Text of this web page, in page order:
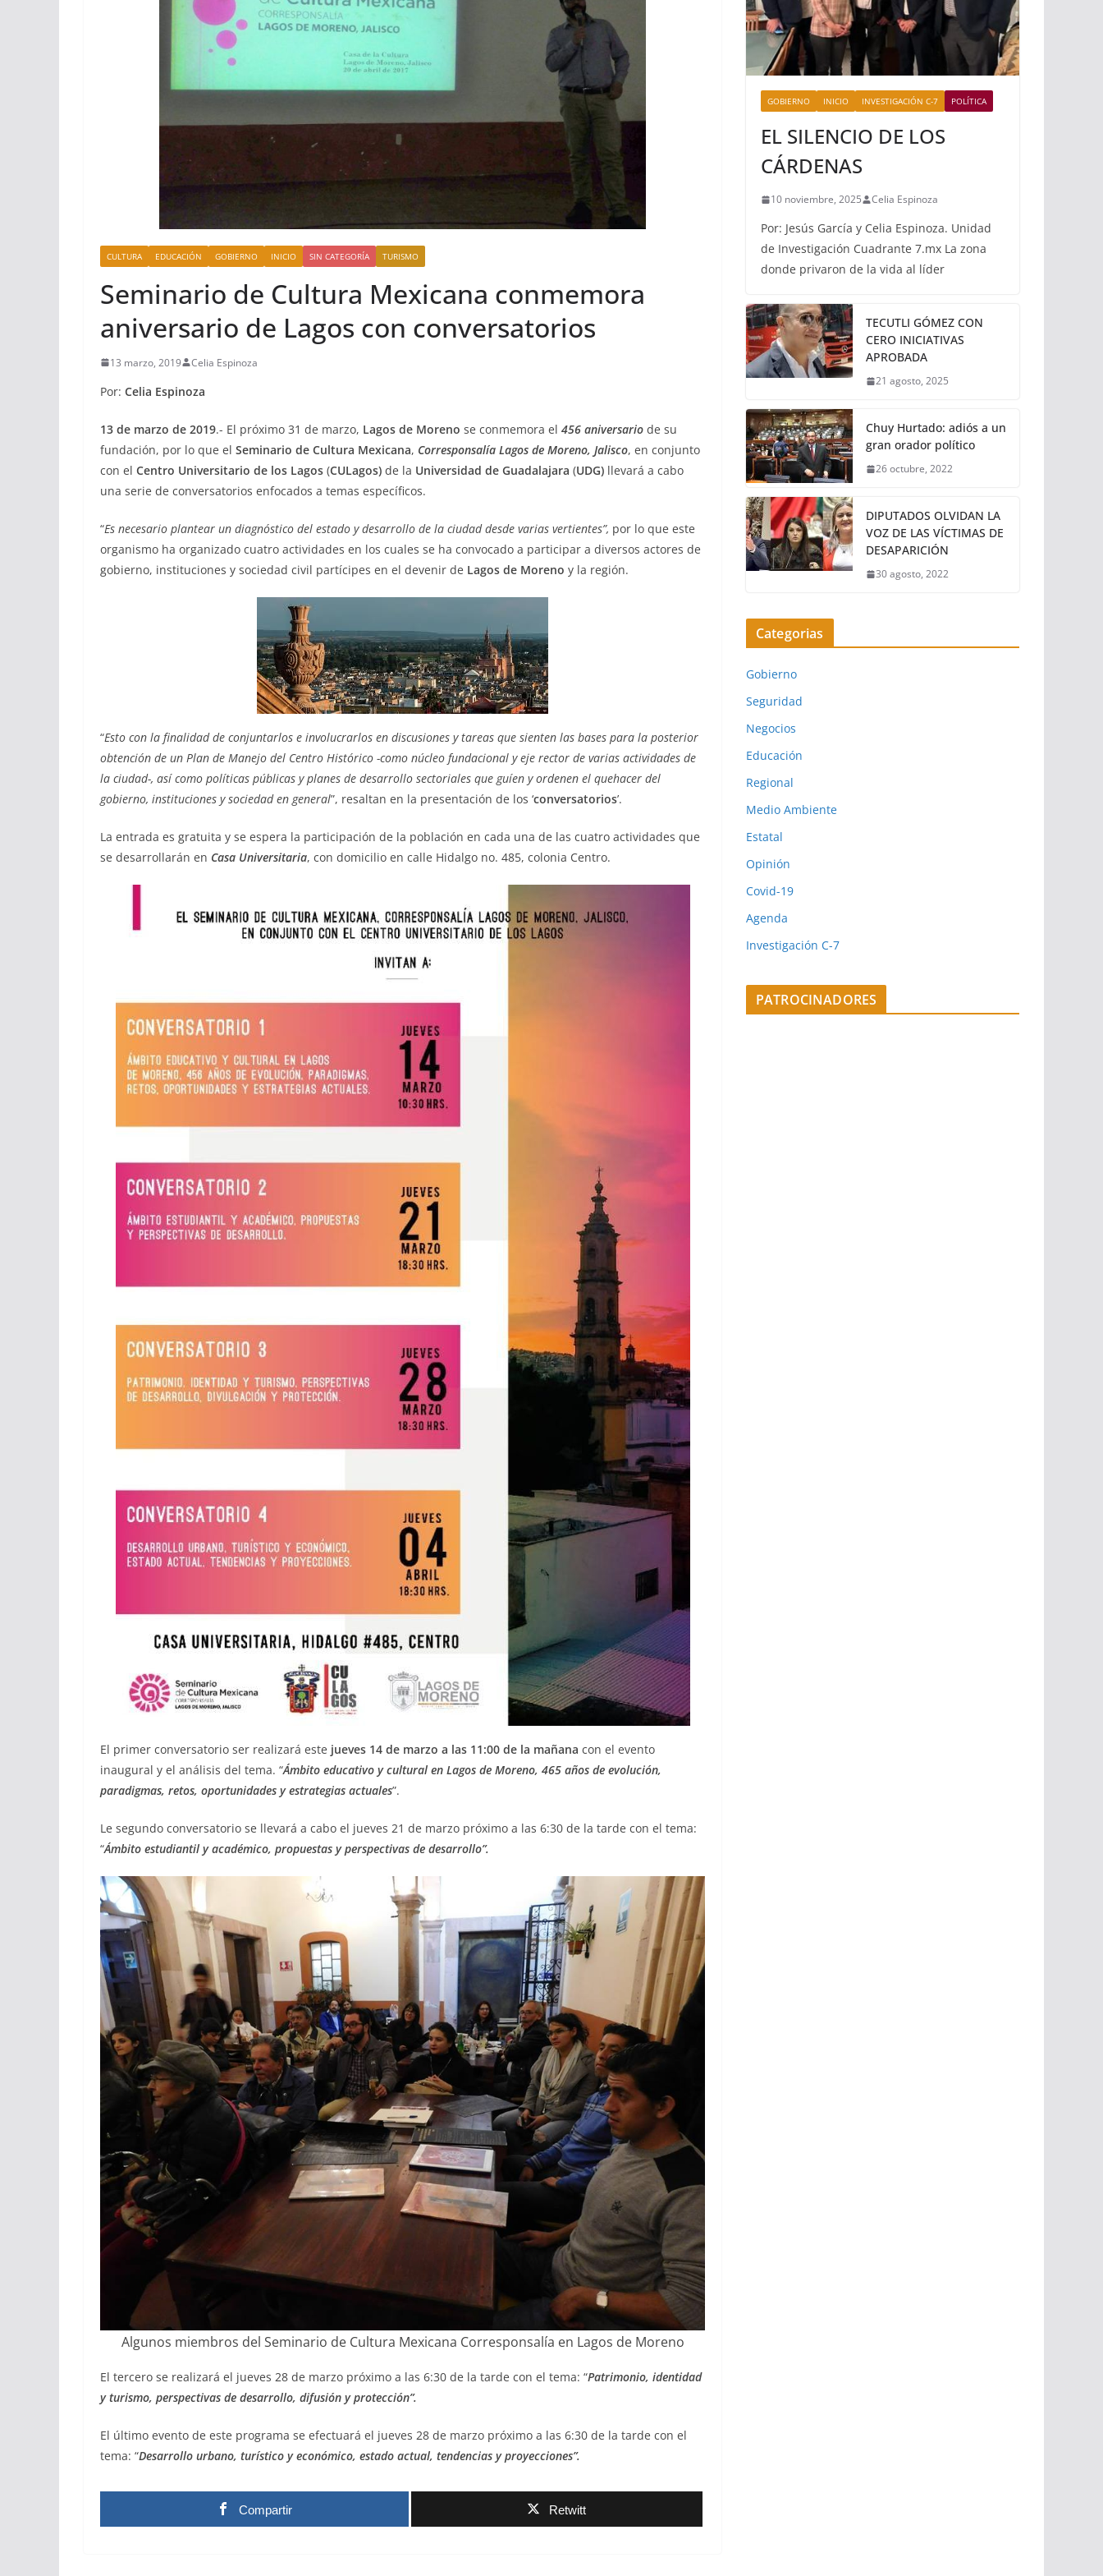
CULTURA EDUCACIÓN GOBIERNO INICIO SIN CATEGORÍA TURISMO
Seminario de Cultura Mexicana conmemora
aniversario de Lagos con conversatorios
13 marzo, 2019 Celia Espinoza
Por: Celia Espinoza
13 de marzo de 2019.- El próximo 31 de marzo, Lagos de Moreno se conmemora el 456 aniversario de su
fundación, por lo que el Seminario de Cultura Mexicana, Corresponsalía Lagos de Moreno, Jalisco, en conjunto
con el Centro Universitario de los Lagos (CULagos) de la Universidad de Guadalajara (UDG) llevará a cabo
una serie de conversatorios enfocados a temas específicos.
“Es necesario plantear un diagnóstico del estado y desarrollo de la ciudad desde varias vertientes”, por lo que este
organismo ha organizado cuatro actividades en los cuales se ha convocado a participar a diversos actores de
gobierno, instituciones y sociedad civil partícipes en el devenir de Lagos de Moreno y la región.
“Esto con la finalidad de conjuntarlos e involucrarlos en discusiones y tareas que sienten las bases para la posterior
obtención de un Plan de Manejo del Centro Histórico -como núcleo fundacional y eje rector de varias actividades de
la ciudad-, así como políticas públicas y planes de desarrollo sectoriales que guíen y ordenen el quehacer del
gobierno, instituciones y sociedad en general”, resaltan en la presentación de los ‘conversatorios’.
La entrada es gratuita y se espera la participación de la población en cada una de las cuatro actividades que
se desarrollarán en Casa Universitaria, con domicilio en calle Hidalgo no. 485, colonia Centro.
El primer conversatorio ser realizará este jueves 14 de marzo a las 11:00 de la mañana con el evento
inaugural y el análisis del tema. “Ámbito educativo y cultural en Lagos de Moreno, 465 años de evolución,
paradigmas, retos, oportunidades y estrategias actuales”.
Le segundo conversatorio se llevará a cabo el jueves 21 de marzo próximo a las 6:30 de la tarde con el tema:
“Ámbito estudiantil y académico, propuestas y perspectivas de desarrollo”.
Algunos miembros del Seminario de Cultura Mexicana Corresponsalía en Lagos de Moreno
El tercero se realizará el jueves 28 de marzo próximo a las 6:30 de la tarde con el tema: “Patrimonio, identidad
y turismo, perspectivas de desarrollo, difusión y protección”.
El último evento de este programa se efectuará el jueves 28 de marzo próximo a las 6:30 de la tarde con el
tema: “Desarrollo urbano, turístico y económico, estado actual, tendencias y proyecciones”.
Compartir Retwitt
GOBIERNO INICIO INVESTIGACIÓN C-7 POLÍTICA
EL SILENCIO DE LOS
CÁRDENAS
10 noviembre, 2025 Celia Espinoza
Por: Jesús García y Celia Espinoza. Unidad
de Investigación Cuadrante 7.mx La zona
donde privaron de la vida al líder
TECUTLI GÓMEZ CON
CERO INICIATIVAS
APROBADA
21 agosto, 2025
Chuy Hurtado: adiós a un
gran orador político
26 octubre, 2022
DIPUTADOS OLVIDAN LA
VOZ DE LAS VÍCTIMAS DE
DESAPARICIÓN
30 agosto, 2022
Categorias
Gobierno
Seguridad
Negocios
Educación
Regional
Medio Ambiente
Estatal
Opinión
Covid-19
Agenda
Investigación C-7
PATROCINADORES